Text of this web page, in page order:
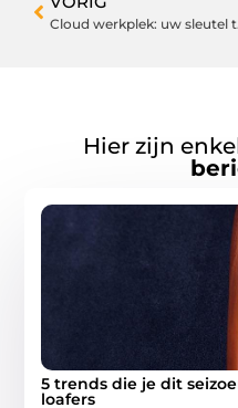
Hier zijn
5 trends die je dit
loafers